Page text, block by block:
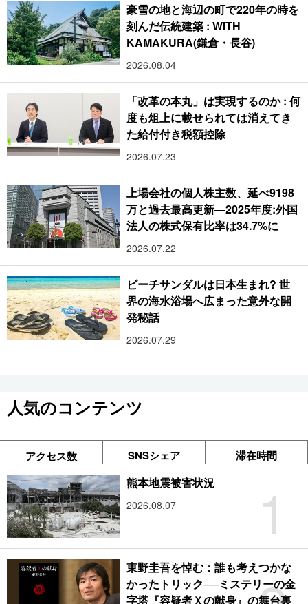
豪雪の地と海辺の町で220年の時を
刻んだ伝統建築 : WITH
KAMAKURA(鎌倉・長谷)
2026.08.04
「改革の本丸」は実現するのか : 何
度も俎上に載せられては消えてき
た給付付き税額控除
2026.07.23
上場会社の個人株主数、延べ9198
万と過去最高更新―2025年度:外国
法人の株式保有比率は34.7%に
2026.07.22
ビーチサンダルは日本生まれ? 世
界の海水浴場へ広まった意外な開
発秘話
2026.07.29
人気のコンテンツ
アクセス数 SNSシェア 滞在時間
1
熊本地震被害状況
2026.08.07
東野圭吾を悼む：誰も考えつかな
かったトリック──ミステリーの金
字塔『容疑者Ｘの献身』の舞台裏